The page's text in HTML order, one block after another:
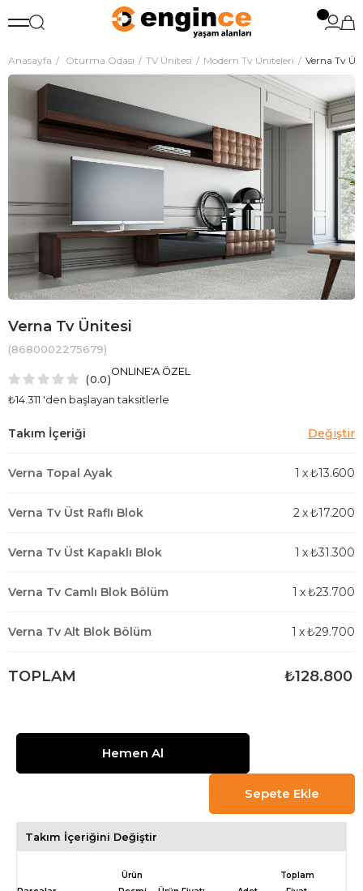
Anasayfa Oturma Odası TV Ünitesi Modern Tv Üniteleri Verna Tv
Verna Tv Ünitesi
(8680002275679)
0.0
₺14.311 'den başlayan taksitlerle
ONLINE'A ÖZEL
Verna Topal Ayak 1 x₺13.600
Verna Tv Üst Raflı Blok 2x₺17.200
Verna Tv Üst Kapaklı Blok 1 x₺31.300
Verna Tv Camlı Blok Bölüm 1 x₺23.700
Verna Tv Alt Blok Bölüm 1 x₺29.700
TOPLAM ₺128.800
Takım İçeriğini Değiştir
Ürün
Toplam